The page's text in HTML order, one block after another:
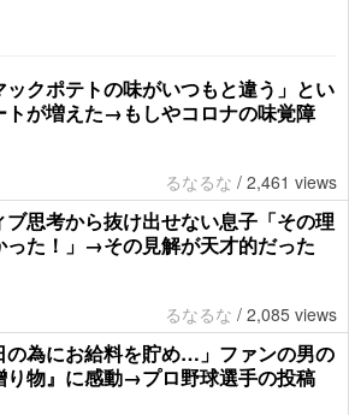
ックポテトの味がいつもと違う」とい
トが増えた→もしやコロナの味覚障
るなるな / 2,461 views
ブ思考から抜け出せない息子「その理
った！」→その見解が天才的だった
るなるな / 2,085 views
の為にお給料を貯め…」ファンの男の
り物』に感動→プロ野球選手の投稿